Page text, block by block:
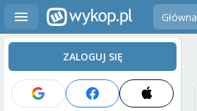
Główna
ZALOGUJ SIĘ